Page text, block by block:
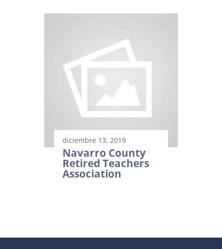
diciembre 13, 2019
Navarro County
Retired Teachers
Association